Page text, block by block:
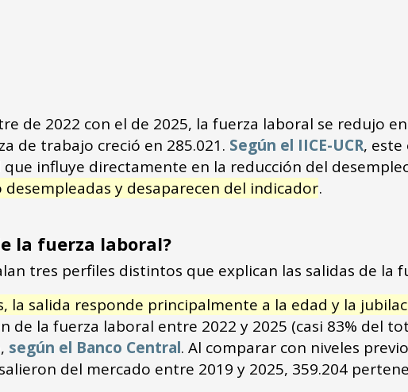
de 2022 con el de 2025, la fuerza laboral se redujo
de trabajo creció en 285.021. Según el IICE-UCR,
influye directamente en la reducción del
y desaparecen del indicador.
la fuerza laboral?
tres perfiles distintos que explican las salidas de la
la salida responde principalmente a la edad y la
de la fuerza laboral entre 2022 y 2025 (casi 83% del
según el Banco Central. Al comparar con niveles
del mercado entre 2019 y 2025, 359.204